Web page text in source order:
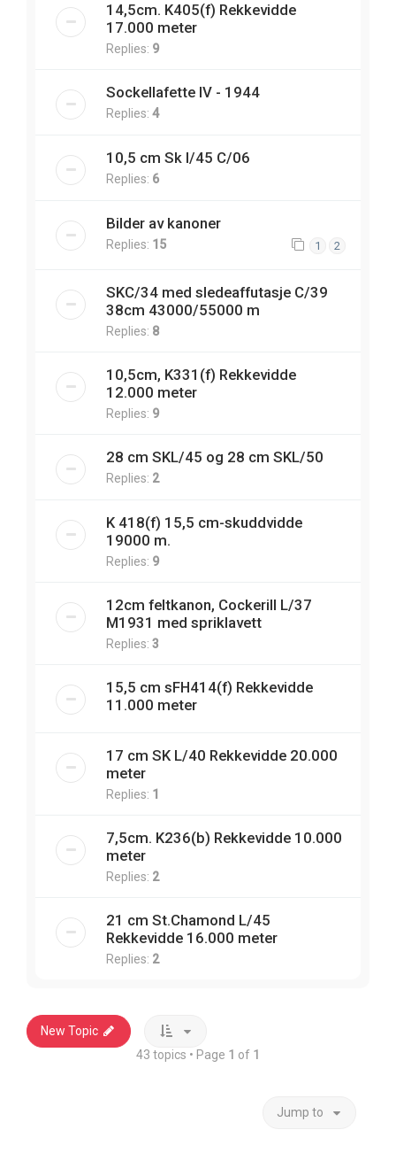
14,5cm. K405(f) Rekkevidde
17.000 meter
Replies: 9
Sockellafette IV - 1944
Replies: 4
10,5 cm Sk l/45 C/06
Replies: 6
Bilder av kanoner
Replies: 15 1 2
SKC/34 med sledeaffutasje C/39
38cm 43000/55000 m
Replies: 8
10,5cm, K331(f) Rekkevidde
12.000 meter
Replies: 9
28 cm SKL/45 og 28 cm SKL/50
Replies: 2
K 418(f) 15,5 cm-skuddvidde
19000 m.
Replies: 9
12cm feltkanon, Cockerill L/37
M1931 med spriklavett
Replies: 3
15,5 cm sFH414(f) Rekkevidde
11.000 meter
17 cm SK L/40 Rekkevidde 20.000
meter
Replies: 1
7,5cm. K236(b) Rekkevidde 10.000
meter
Replies: 2
21 cm St.Chamond L/45
Rekkevidde 16.000 meter
Replies: 2
New Topic
43 topics • Page 1 of 1
Jump to